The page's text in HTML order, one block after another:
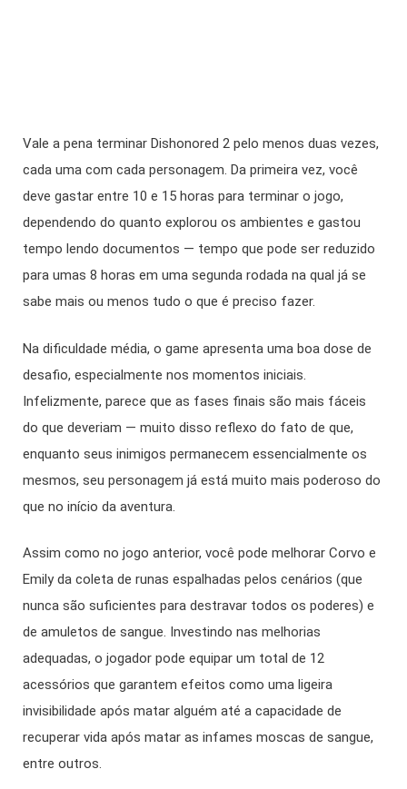
Vale a pena terminar Dishonored 2 pelo menos duas vezes,
cada uma com cada personagem. Da primeira vez, você
deve gastar entre 10 e 15 horas para terminar o jogo,
dependendo do quanto explorou os ambientes e gastou
tempo lendo documentos — tempo que pode ser reduzido
para umas 8 horas em uma segunda rodada na qual já se
sabe mais ou menos tudo o que é preciso fazer.
Na dificuldade média, o game apresenta uma boa dose de
desafio, especialmente nos momentos iniciais.
Infelizmente, parece que as fases finais são mais fáceis
do que deveriam — muito disso reflexo do fato de que,
enquanto seus inimigos permanecem essencialmente os
mesmos, seu personagem já está muito mais poderoso do
que no início da aventura.
Assim como no jogo anterior, você pode melhorar Corvo e
Emily da coleta de runas espalhadas pelos cenários (que
nunca são suficientes para destravar todos os poderes) e
de amuletos de sangue. Investindo nas melhorias
adequadas, o jogador pode equipar um total de 12
acessórios que garantem efeitos como uma ligeira
invisibilidade após matar alguém até a capacidade de
recuperar vida após matar as infames moscas de sangue,
entre outros.